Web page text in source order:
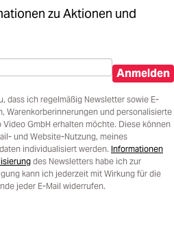
zu Aktionen und
Anmelden
dass ich regelmäßig Newsletter sowie E-
Warenkorberinnerungen und personalisierte
GmbH erhalten möchte. Diese können
und Website-Nutzung, meines
individualisiert werden. Informationen
des Newsletters habe ich zur
kann ich jederzeit mit Wirkung für die
jeder E-Mail widerrufen.